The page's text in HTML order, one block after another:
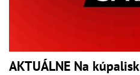
AKTUÁLNE Na